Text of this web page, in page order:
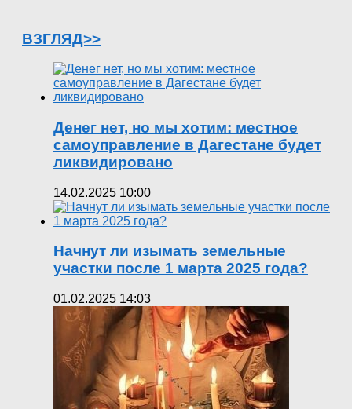
ВЗГЛЯД>>
Денег нет, но мы хотим: местное
самоуправление в Дагестане будет
ликвидировано
14.02.2025 10:00
Начнут ли изымать земельные
участки после 1 марта 2025 года?
01.02.2025 14:03